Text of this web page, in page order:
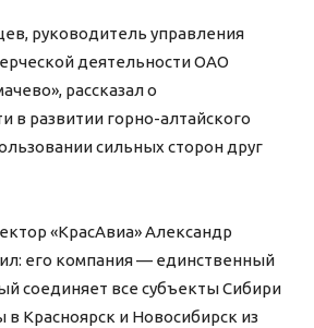
руководитель управления
деятельности ОАО
рассказал о
в развитии горно-алтайского
сильных сторон друг
«КрасАвиа» Александр
его компания — единственный
соединяет все субъекты Сибири
Красноярск и Новосибирск из